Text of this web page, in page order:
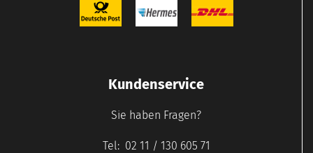
Kundenservice
Sie haben Fragen?
Tel: 02 11 / 130 605 71